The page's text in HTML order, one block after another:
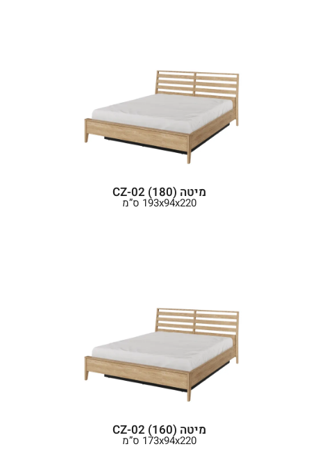
מיטה (180) CZ-02
193x94x220 ס”מ
מיטה (160) CZ-02
173x94x220 ס”מ